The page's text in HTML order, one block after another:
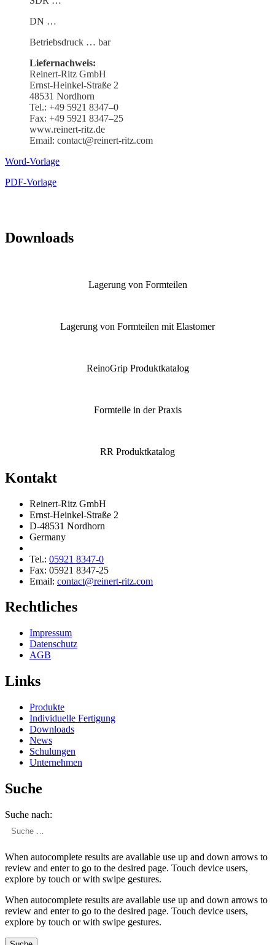
DN …
Betriebs­druck … bar
Liefer­nachweis:
Reinert-Ritz GmbH
Ernst-Heinkel-Straße 2
48531 Nordhorn
Tel.: +49 5921 8347–0
Fax: +49 5921 8347–25
www.reinert-ritz.de
Email: contact@reinert-ritz.com
Word-Vorlage
PDF-Vorlage
Downloads
Lagerung von Formteilen
Lagerung von Formteilen mit Elastomer
ReinoGrip Produkt­ka­talog
Formteile in der Praxis
RR Produkt­ka­talog
Kontakt
Reinert-Ritz GmbH
Ernst-Heinkel-Straße 2
D-48531 Nordhorn
Germany
Tel.: 05921 8347-0
Fax: 05921 8347-25
Email: contact@reinert-ritz.com
Rechtliches
Impressum
Daten­schutz
AGB
Links
Produkte
Indivi­duelle Fertigung
Downloads
News
Schulungen
Unter­nehmen
Suche
Suche nach:
When autocomplete results are available use up and down arrows to
review and enter to go to the desired page. Touch device users,
explore by touch or with swipe gestures.
When autocomplete results are available use up and down arrows to
review and enter to go to the desired page. Touch device users,
explore by touch or with swipe gestures.